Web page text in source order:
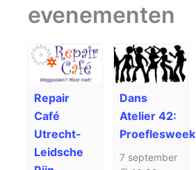
evenementen
Repair
Café
Utrecht-
Leidsche
Dans
Atelier 42:
Proeflesweek
7 september